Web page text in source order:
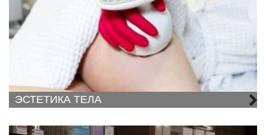
ЭСТЕТИКА ТЕЛА